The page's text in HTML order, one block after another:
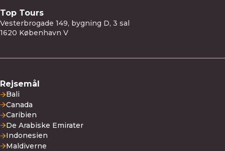
Top Tours
Vesterbrogade 149, bygning D, 3 sal
1620 København V
Rejsemål
Bali
Canada
Caribien
De Arabiske Emirater
Indonesien
Maldiverne